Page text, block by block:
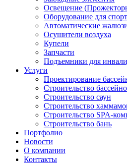
Освещение
Оборудование для
Автоматические
Осушители воздуха
Купели
Запчасти
Подъемники для
Услуги
Проектирование
Строительство
Строительство саун
Строительство
Строительство SPA-
Строительство бань
Портфолио
Новости
O компании
Контакты